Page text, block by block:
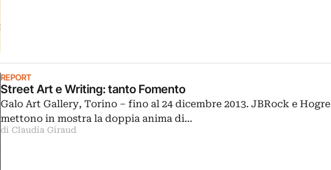
REPORT
Street Art e Writing: tanto Fomento
Galo Art Gallery, Torino – fino al 24 dicembre 2013. JBRock e Hogre
mettono in mostra la doppia anima di…
di Claudia Giraud